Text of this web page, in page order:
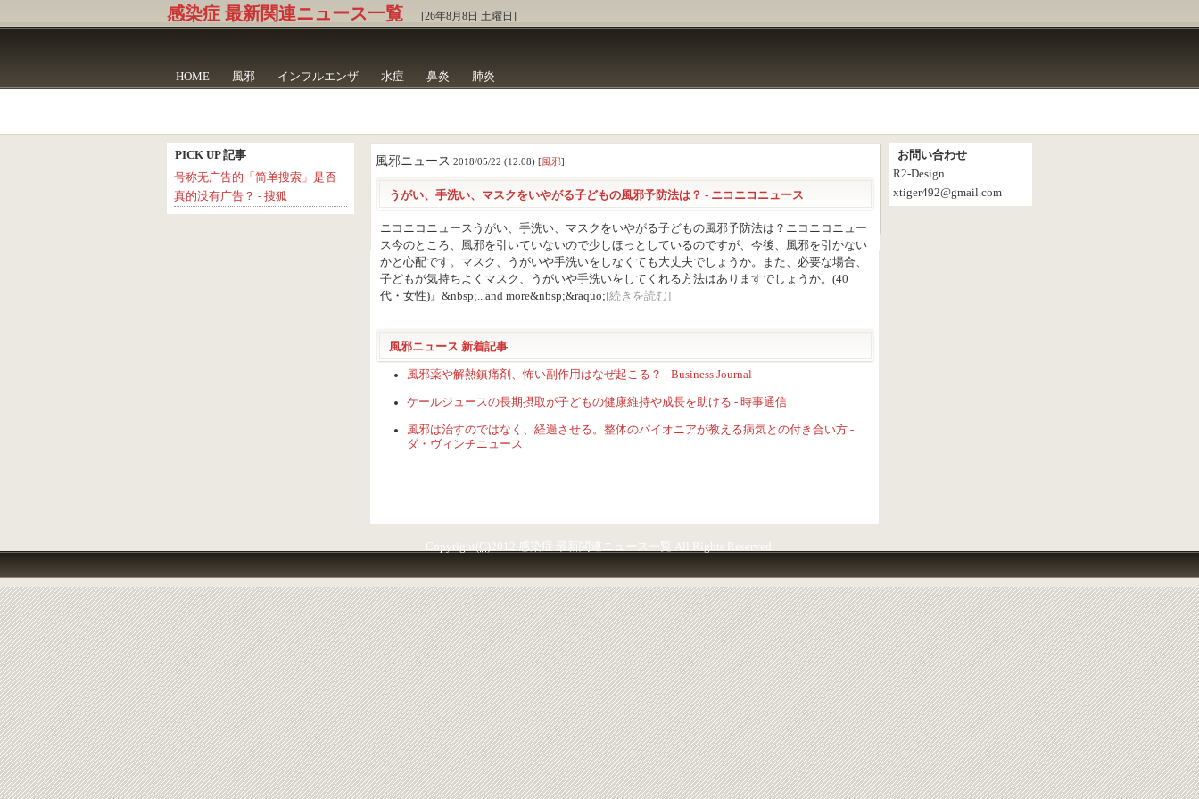
感染症 最新関連ニュース一覧 [26年8月8日 土曜日]
HOME 風邪 インフルエンザ 水痘 鼻炎 肺炎
風邪ニュース 2018/05/22 (12:08) [風邪]
うがい、手洗い、マスクをいやがる子どもの風邪予防法は？ - ニコニコニュース
ニコニコニュースうがい、手洗い、マスクをいやがる子どもの風邪予防法は？ニコニコニュー
ス今のところ、風邪を引いていないので少しほっとしているのですが、今後、風邪を引かない
かと心配です。マスク、うがいや手洗いをしなくても大丈夫でしょうか。また、必要な場合、
子どもが気持ちよくマスク、うがいや手洗いをしてくれる方法はありますでしょうか。(40
代・女性)』&nbsp;...and more&nbsp;&raquo; [続きを読む]
風邪ニュース 新着記事
風邪薬や解熱鎮痛剤、怖い副作用はなぜ起こる？ - Business Journal
ケールジュースの長期摂取が子どもの健康維持や成長を助ける - 時事通信
風邪は治すのではなく、経過させる。整体のパイオニアが教える病気との付き合い方 -
ダ・ヴィンチニュース
お問い合わせ
R2-Design
xtiger492@gmail.com
PICK UP 記事
号称无广告的「简单搜索」是否
真的没有广告？ - 搜狐
Copyright (C)2012 感染症 最新関連ニュース一覧 All Rights Reserved.